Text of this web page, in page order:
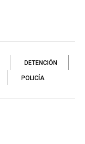
DETENCIÓN
POLICÍA